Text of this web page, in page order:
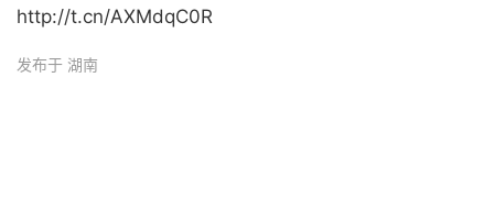
http://t.cn/AXMdqC0R ​
发布于 湖南